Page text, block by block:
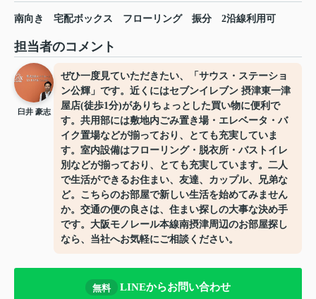
南向き 宅配ボックス フローリング 振分 2沿線利用可
担当者のコメント
臼井 豪志
ぜひ一度見ていただきたい、「サウス・ステーショ
ン公輝」です。近くにはセブンイレブン 摂津東一津
屋店(徒歩1分)がありちょっとした買い物に便利で
す。共用部には敷地内ごみ置き場・エレベータ・バ
イク置場などが揃っており、とても充実していま
す。室内設備はフローリング・脱衣所・バストイレ
別などが揃っており、とても充実しています。二人
で生活ができるお住まい、友達、カップル、兄弟な
ど。こちらのお部屋で新しい生活を始めてみません
か。交通の便の良さは、住まい探しの大事な決め手
です。大阪モノレール本線南摂津周辺のお部屋探し
なら、当社へお気軽にご相談ください。
無料 LINEからお問い合わせ